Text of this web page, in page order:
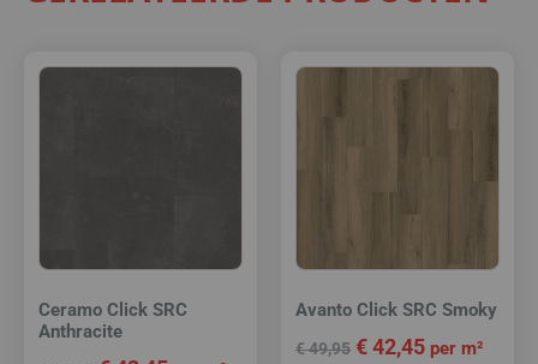
Ceramo Click SRC
Anthracite
Avanto Click SRC Smoky
€49,95 €42,45 per m²